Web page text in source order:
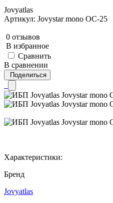
Jovyatlas
Артикул: Jovystar mono OC-25
0 отзывов
В избранное
Сравнить
В сравнении
Поделиться
Характеристики:
Бренд
Jovyatlas